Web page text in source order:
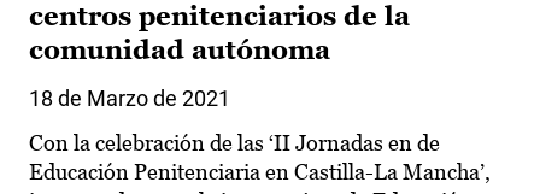
centros penitenciarios de la
comunidad autónoma
18 de Marzo de 2021
Con la celebración de las ‘II Jornadas en de
Educación Penitenciaria en Castilla-La Mancha’,